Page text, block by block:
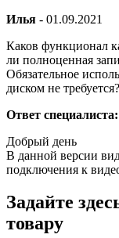
Илья - 01.09.2021
Каков функционал
ли полноценная
Обязательное
диском не требуется?
Ответ специалиста:
Добрый день
В данной версии
подключения к
Задайте
товару